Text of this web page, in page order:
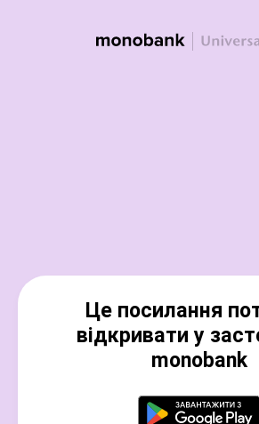
Це посилання
відкривати у
monobank